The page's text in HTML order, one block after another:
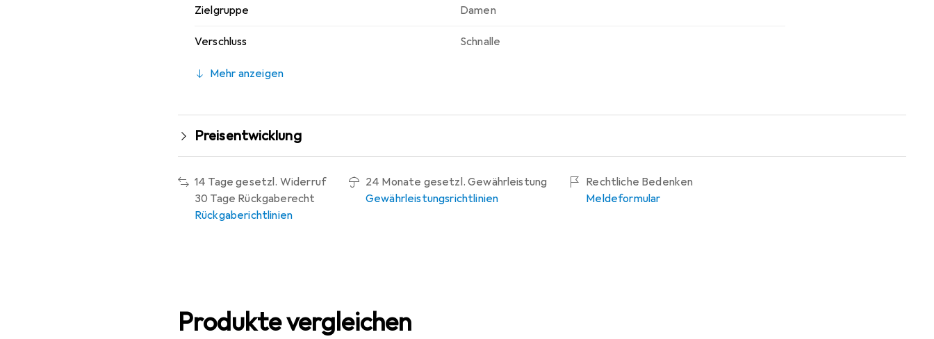
Zielgruppe Damen
Verschluss Schnalle
Mehr anzeigen
Preisentwicklung
14 Tage gesetzl. Widerruf
30 Tage Rückgaberecht
Rückgaberichtlinien
24 Monate gesetzl. Gewährleistung
Gewährleistungsrichtlinien
Rechtliche Bedenken
Meldeformular
Produkte vergleichen